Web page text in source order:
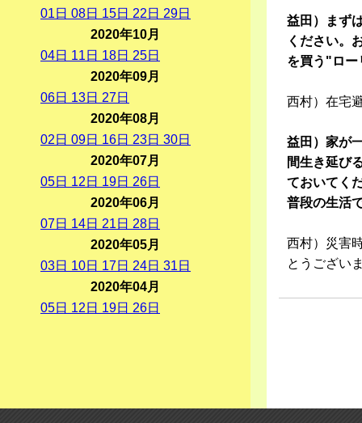
益田）まず
ください。
を買う"ロー
西村）在宅
益田）家が
間生き延び
ておいてく
普段の生活
西村）災害
とうござい
01 日 08日 15日 22 日 29日
2020年10月
04日 11 日 18日 25日
2020年09月
06日 13日 27日
2020年08月
02 日 09日 16日 23日 30日
2020年07月
05日 12 日 19日 26日
2020年06月
07日 14日 21 日 28日
2020年05月
03日 10日 17日 24日 31 日
2020年04月
05日 12 日 19日 26日